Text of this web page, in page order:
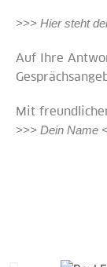
>>> Hier steht
Auf Ihre
Mit
>>> Dein Name